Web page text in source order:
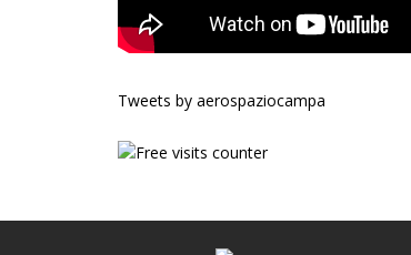
Tweets by aerospaziocampa